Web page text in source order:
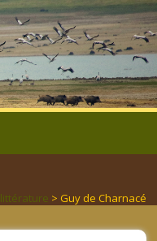
littérature > Guy de Charnacé